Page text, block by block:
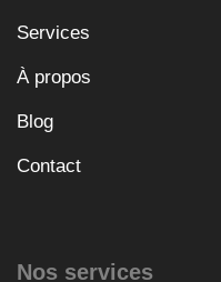
Services
À propos
Blog
Contact
Nos services